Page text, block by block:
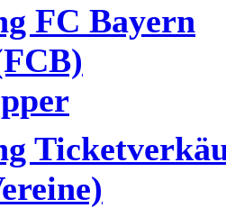
FC Bayern